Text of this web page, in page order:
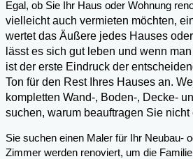
Egal, ob Sie Ihr Haus oder Wohnung
vielleicht auch vermieten möchten,
wertet das Äußere jedes Hauses
lässt es sich gut leben und wenn
ist der erste Eindruck der
Ton für den Rest Ihres Hauses an.
kompletten Wand-, Boden-, Decke-
suchen, warum beauftragen Sie
Sie suchen einen Maler für Ihr Neubau-
Zimmer werden renoviert, um die